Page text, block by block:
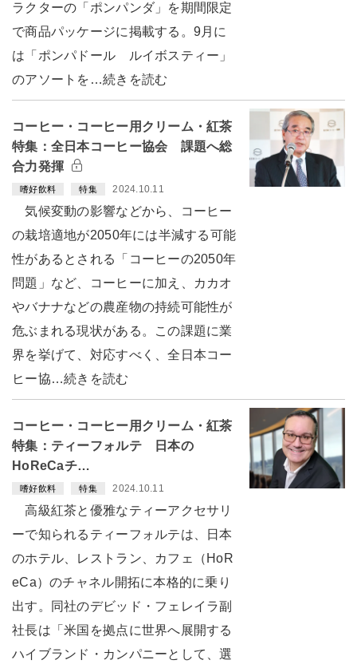
ラクターの「ポンパンダ」を期間限定
で商品パッケージに掲載する。9月に
は「ポンパドール ルイボスティー」
のアソートを…続きを読む
コーヒー・コーヒー用クリーム・紅茶
特集：全日本コーヒー協会 課題へ総
合力発揮
嗜好飲料 特集 2024.10.11
気候変動の影響などから、コーヒー
の栽培適地が2050年には半減する可能
性があるとされる「コーヒーの2050年
問題」など、コーヒーに加え、カカオ
やバナナなどの農産物の持続可能性が
危ぶまれる現状がある。この課題に業
界を挙げて、対応すべく、全日本コー
ヒー協…続きを読む
コーヒー・コーヒー用クリーム・紅茶
特集：ティーフォルテ 日本の
HoReCaチ…
嗜好飲料 特集 2024.10.11
高級紅茶と優雅なティーアクセサリ
ーで知られるティーフォルテは、日本
のホテル、レストラン、カフェ（HoR
eCa）のチャネル開拓に本格的に乗り
出す。同社のデビッド・フェレイラ副
社長は「米国を拠点に世界へ展開する
ハイブランド・カンパニーとして、選